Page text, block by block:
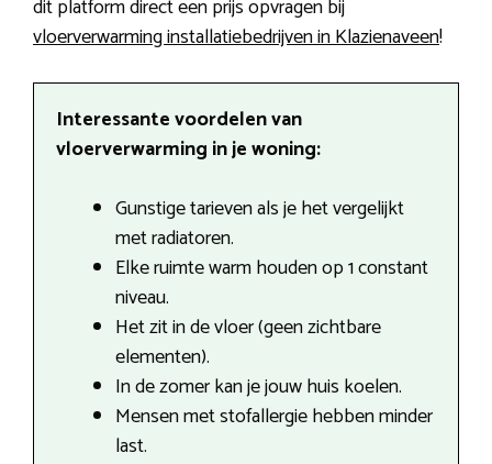
dit platform direct een prijs opvragen bij
vloerverwarming installatiebedrijven in Klazienaveen!
Interessante voordelen van
vloerverwarming in je woning:
Gunstige tarieven als je het vergelijkt
met radiatoren.
Elke ruimte warm houden op 1 constant
niveau.
Het zit in de vloer (geen zichtbare
elementen).
In de zomer kan je jouw huis koelen.
Mensen met stofallergie hebben minder
last.